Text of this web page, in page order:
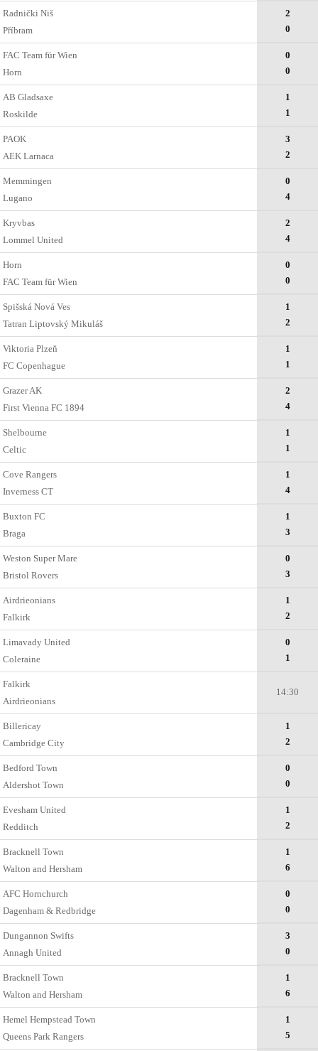
Radnički Niš
Příbram
2
0
FAC Team für Wien
Horn
0
0
AB Gladsaxe
Roskilde
1
1
PAOK
AEK Larnaca
3
2
Memmingen
Lugano
0
4
Kryvbas
Lommel United
2
4
Horn
FAC Team für Wien
0
0
Spišská Nová Ves
Tatran Liptovský Mikuláš
1
2
Viktoria Plzeň
FC Copenhague
1
1
Grazer AK
First Vienna FC 1894
2
4
Shelbourne
Celtic
1
1
Cove Rangers
Inverness CT
1
4
Buxton FC
Braga
1
3
Weston Super Mare
Bristol Rovers
0
3
Airdrieonians
Falkirk
1
2
Limavady United
Coleraine
0
1
Falkirk
Airdrieonians
14:30
Billericay
Cambridge City
1
2
Bedford Town
Aldershot Town
0
0
Evesham United
Redditch
1
2
Bracknell Town
Walton and Hersham
1
6
AFC Hornchurch
Dagenham & Redbridge
0
0
Dungannon Swifts
Annagh United
3
0
Bracknell Town
Walton and Hersham
1
6
Hemel Hempstead Town
Queens Park Rangers
1
5